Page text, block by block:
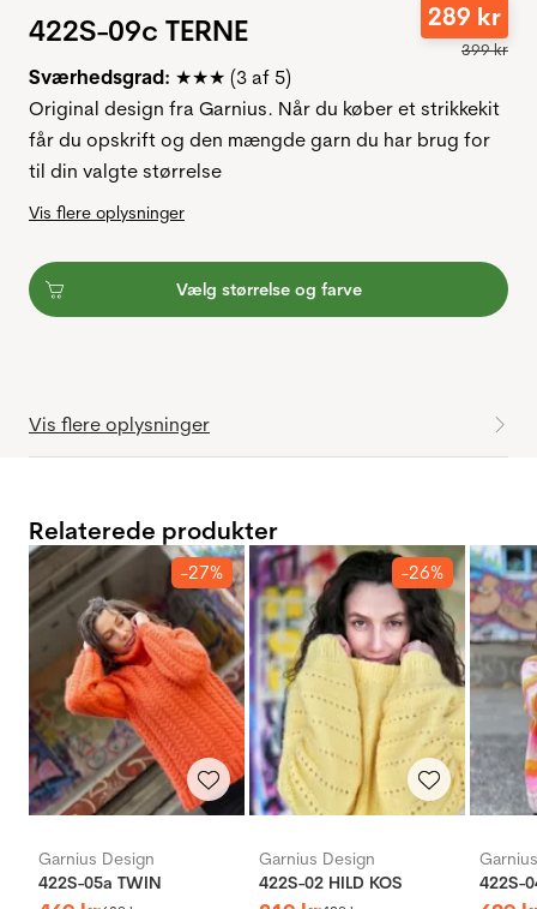
422S-09c TERNE 289 kr
399kr
Sværhedsgrad: ★★★ (3 af 5)
Original design fra Garnius. Når du køber et strikkekit
får du opskrift og den mængde garn du har brug for
til din valgte størrelse
Vis flere oplysninger
Vælg størrelse og farve
Vis flere oplysninger
Relaterede produkter
-27%
Garnius Design
422S-05a TWIN
-26%
Garnius Design
422S-02 HILD KOS
422S-